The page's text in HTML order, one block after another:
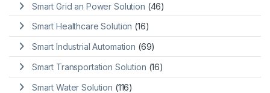
Smart Grid an Power Solution (46)
Smart Healthcare Solution (16)
Smart Industrial Automation (69)
Smart Transportation Solution (16)
Smart Water Solution (116)